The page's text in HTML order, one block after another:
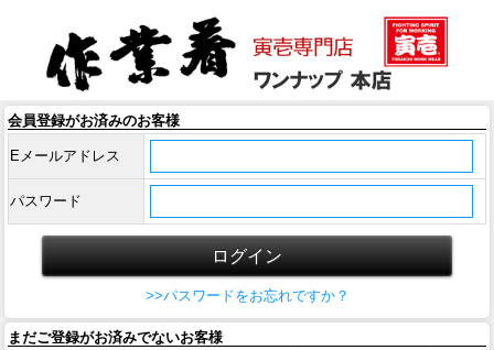
会員登録がお済みのお客様
Eメールアドレス
パスワード
>>パスワードをお忘れですか？
まだご登録がお済みでないお客様